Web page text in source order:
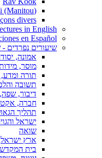
(Rav Askenazi (Manitou
divers
in English
en Español
שיעורים נפרדים -
אמונה,
מוסר,
תורה ומדע,
תשובה
דיבור,
חברה,
תהליך
ישראל
שואה
ארץ
בית